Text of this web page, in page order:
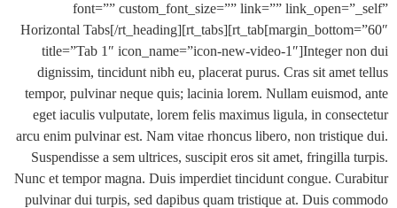
font=”” custom_font_size=”” link=””
margin_bottom=”60″]Horizontal Tabs[/rt_heading][rt_tabs][rt_tab
title=”Tab 1″ icon_name=”icon-new-video-1″]Integer
dignissim, tincidunt nibh eu, placerat purus. Cras sit
tempor, pulvinar neque quis; lacinia lorem. Nullam
eget iaculis vulputate, lorem felis maximus ligula, in
arcu enim pulvinar est. Nam vitae rhoncus libero, non
Suspendisse a sem ultrices, suscipit eros sit amet,
Nunc et tempor magna. Duis imperdiet tincidunt congue.
pulvinar dui turpis, sed dapibus quam tristique at. Duis